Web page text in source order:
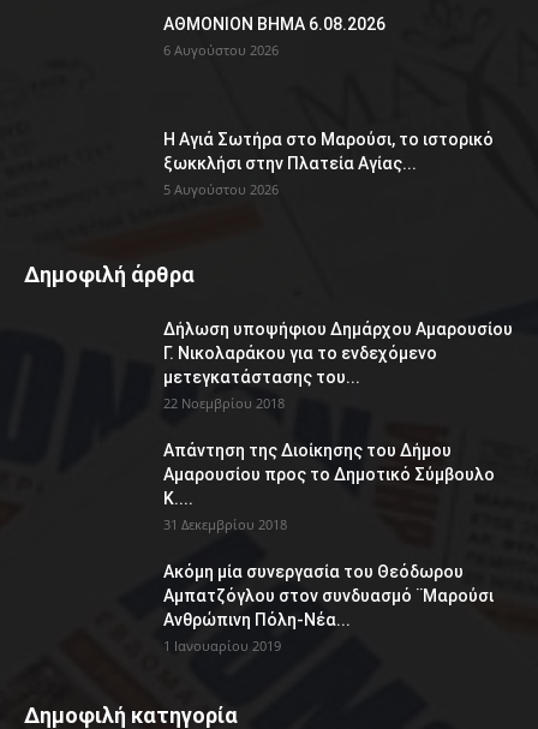
ΑΘΜΟΝΙΟΝ ΒΗΜΑ 6.08.2026
6 Αυγούστου 2026
Η Αγιά Σωτήρα στο Μαρούσι, το ιστορικό
ξωκκλήσι στην Πλατεία Αγίας...
5 Αυγούστου 2026
Δημοφιλή άρθρα
Δήλωση υποψήφιου Δημάρχου Αμαρουσίου
Γ. Νικολαράκου για το ενδεχόμενο
μετεγκατάστασης του...
22 Νοεμβρίου 2018
Απάντηση της Διοίκησης του Δήμου
Αμαρουσίου προς το Δημοτικό Σύμβουλο
Κ....
31 Δεκεμβρίου 2018
Ακόμη μία συνεργασία του Θεόδωρου
Αμπατζόγλου στον συνδυασμό ¨Μαρούσι
Ανθρώπινη Πόλη-Νέα...
1 Ιανουαρίου 2019
Δημοφιλή κατηγορία